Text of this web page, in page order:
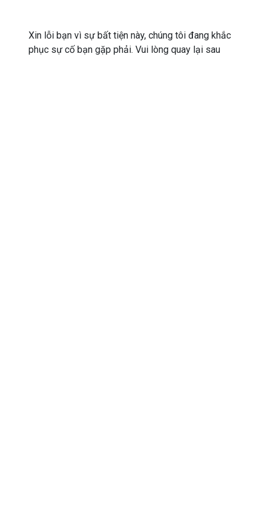
Xin lỗi bạn vì sự bất tiện này, chúng tôi đang khắc
phục sự cố bạn gặp phải. Vui lòng quay lại sau